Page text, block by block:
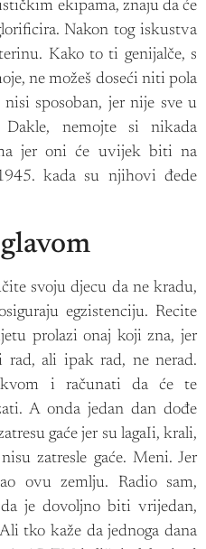
ekipama, znaju da će
Nakon tog iskustva
Kako to ti genijalče, s
ne možeš doseći niti pola
sposoban, jer nije sve u
Dakle, nemojte si nikada
jer oni će uvijek biti na
kada su njihovi đede
svoju djecu da ne kradu,
egzistenciju. Recite
prolazi onaj koji zna, jer
ali ipak rad, ne nerad.
i računati da će te
A onda jedan dan dođe
gaće jer su lagaIi, krali,
zatresle gaće. Meni. Jer
ovu zemlju. Radio sam,
je dovoljno biti vrijedan,
tko kaže da jednoga dana